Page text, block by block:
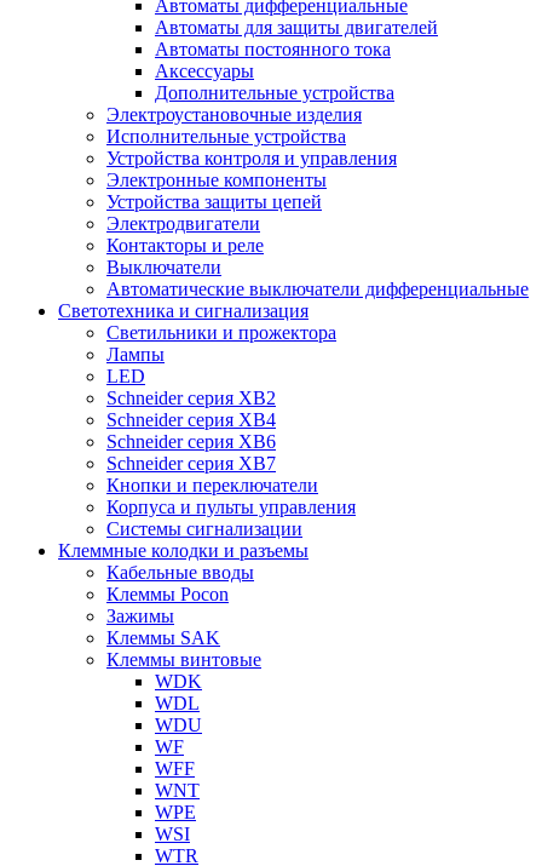
Автоматы дифференциальные
Автоматы для защиты двигателей
Автоматы постоянного тока
Аксессуары
Дополнительные устройства
Электроустановочные изделия
Исполнительные устройства
Устройства контроля и управления
Электронные компоненты
Устройства защиты цепей
Электродвигатели
Контакторы и реле
Выключатели
Автоматические выключатели дифференциальные
Светотехника и сигнализация
Светильники и прожектора
Лампы
LED
Schneider серия XB2
Schneider серия XB4
Schneider серия XB6
Schneider серия XB7
Кнопки и переключатели
Корпуса и пульты управления
Системы сигнализации
Клеммные колодки и разъемы
Кабельные вводы
Клеммы Pocon
Зажимы
Клеммы SAK
Клеммы винтовые
WDK
WDL
WDU
WF
WFF
WNT
WPE
WSI
WTR